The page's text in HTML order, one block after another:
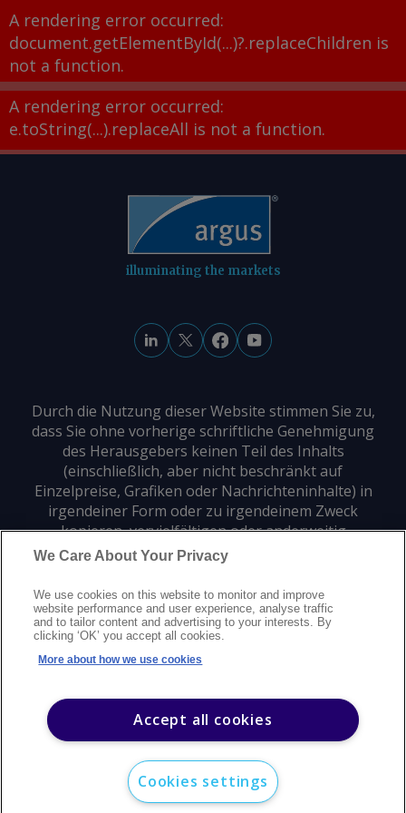
A rendering error occurred:
document.getElementById(...)?.replaceChildren is
not a function.
A rendering error occurred:
e.toString(...).replaceAll is not a function.
illuminating the markets
Durch die Nutzung dieser Website stimmen Sie zu,
dass Sie ohne vorherige schriftliche Genehmigung
des Herausgebers keinen Teil des Inhalts
(einschließlich, aber nicht beschränkt auf
Einzelpreise, Grafiken oder Nachrichteninhalte) in
irgendeiner Form oder zu irgendeinem Zweck
kopieren, vervielfältigen oder anderweitig
verwenden dürfen.
DatenschutzMarkenzeichenUrheberrecht
NutzungsbedingungenErklärung zur modernen Sklaverei
CareersKundensupport
We Care About Your Privacy
We use cookies on this website to monitor and improve
website performance and user experience, analyse traffic
and to tailor content and advertising to your interests. By
clicking ‘OK’ you accept all cookies.
More about how we use cookies
Accept all cookies
Cookies settings